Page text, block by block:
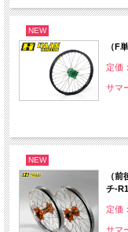
NEW
（F
定価
サマ
NEW
（
チ-
定価
サマ